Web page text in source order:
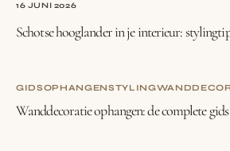
16 JUNI 2026
Schotse hooglander in je interieur:
GIDSOPHANGENSTYLING
Wanddecoratie ophangen: de complete gids